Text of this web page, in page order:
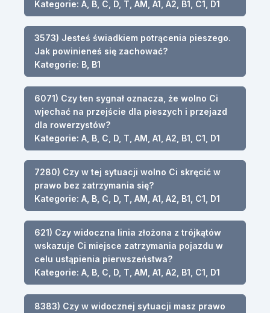
Kategorie: A, B, C, D, T, AM, A1, A2, B1, C1, D1
3573) Jesteś świadkiem potrącenia pieszego.
Jak powinieneś się zachować?
Kategorie: B, B1
6071) Czy ten sygnał oznacza, że wolno Ci
wjechać na przejście dla pieszych i przejazd
dla rowerzystów?
Kategorie: A, B, C, D, T, AM, A1, A2, B1, C1, D1
7280) Czy w tej sytuacji wolno Ci skręcić w
prawo bez zatrzymania się?
Kategorie: A, B, C, D, T, AM, A1, A2, B1, C1, D1
621) Czy widoczna linia złożona z trójkątów
wskazuje Ci miejsce zatrzymania pojazdu w
celu ustąpienia pierwszeństwa?
Kategorie: A, B, C, D, T, AM, A1, A2, B1, C1, D1
8383) Czy w widocznej sytuacji masz prawo